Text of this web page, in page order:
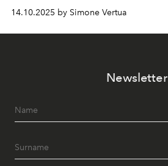
14.10.2025 by Simone Vertua
Newsletter